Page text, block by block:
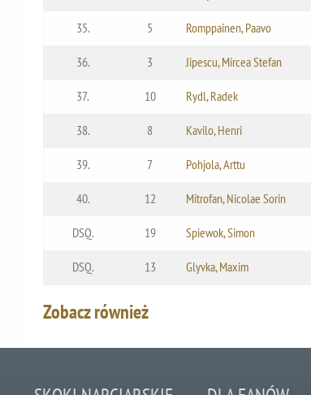
35. 5 Romppainen, Paavo
36. 3 Jipescu, Mircea Stefan
37. 10 Rydl, Radek
38. 8 Kavilo, Henri
39. 7 Pohjola, Arttu
40. 12 Mitrofan, Nicolae Sorin
DSQ. 19 Spiewok, Simon
DSQ. 13 Glyvka, Maxim
Zobacz również